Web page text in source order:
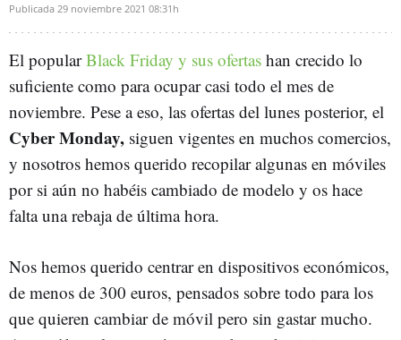
Publicada 29 noviembre 2021 08:31h
El popularBlack Friday y sus ofertas han crecido lo
suficiente como para ocupar casi todo el mes de
noviembre. Pese a eso, las ofertas del lunes posterior, el
Cyber Monday, siguen vigentes en muchos comercios,
y nosotros hemos querido recopilar algunas en móviles
por si aún no habéis cambiado de modelo y os hace
falta una rebaja de última hora.
Nos hemos querido centrar en dispositivos económicos,
de menos de 300 euros, pensados sobre todo para los
que quieren cambiar de móvil pero sin gastar mucho.